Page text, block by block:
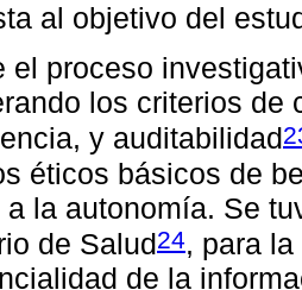
al objetivo del
el proceso
los criterios de
y auditabilidad
éticos básicos de
a la autonomía. Se
de Salud24, para
de la